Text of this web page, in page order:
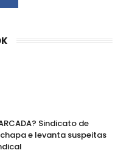
Sindicato de
e levanta suspeitas